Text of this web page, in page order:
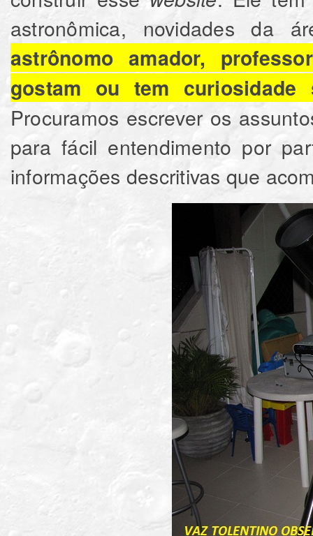
astronômica, novidades da
astrônomo amador,
gostam ou tem curiosidade
Procuramos escrever os
para fácil entendimento por
informações descritivas que